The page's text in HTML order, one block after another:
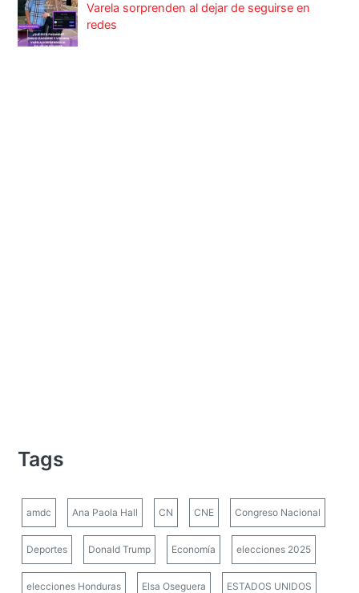
Varela sorprenden al dejar de seguirse en
redes
Tags
amdc Ana Paola Hall CN CNE Congreso Nacional
Deportes Donald Trump Economía elecciones 2025
elecciones Honduras Elsa Oseguera ESTADOS UNIDOS